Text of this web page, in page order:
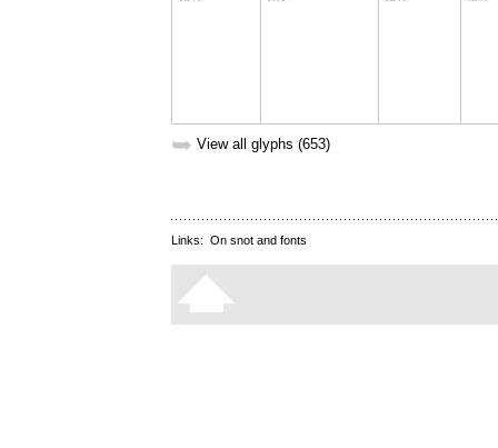
➥ View all glyphs (653)
Links: On snot and fonts